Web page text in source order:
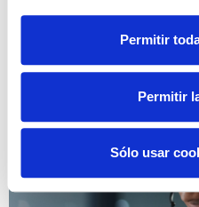
Permitir
Permitir
Sólo usar
Aitor Mercero